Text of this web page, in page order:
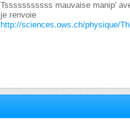
Tsssssssssss mauvaise manip'
je renvoie
http://sciences.ows.ch/physique/